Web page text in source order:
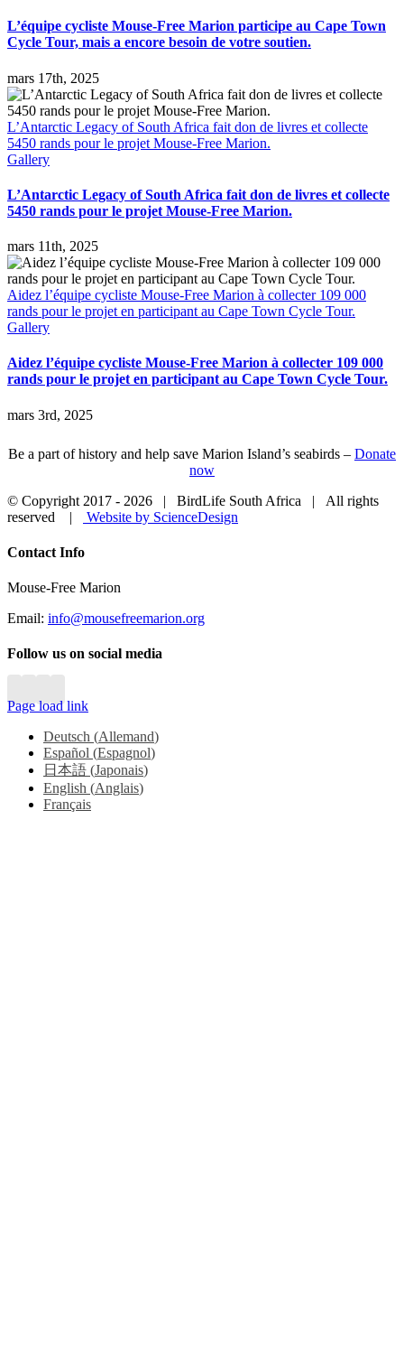
L’équipe cycliste Mouse-Free Marion participe au Cape Town
Cycle Tour, mais a encore besoin de votre soutien.
mars 17th, 2025
L’Antarctic Legacy of South Africa fait don de livres et collecte
5450 rands pour le projet Mouse-Free Marion.
Gallery
L’Antarctic Legacy of South Africa fait don de livres et collecte
5450 rands pour le projet Mouse-Free Marion.
mars 11th, 2025
Aidez l’équipe cycliste Mouse-Free Marion à collecter 109 000
rands pour le projet en participant au Cape Town Cycle Tour.
Gallery
Aidez l’équipe cycliste Mouse-Free Marion à collecter 109 000
rands pour le projet en participant au Cape Town Cycle Tour.
mars 3rd, 2025
Be a part of history and help save Marion Island’s seabirds – Donate
now
© Copyright 2017 - 2026 | BirdLife South Africa | All rights
reserved |
Website by ScienceDesign
Close
Bar
Contact Info
Mouse-Free Marion
Email: info@mousefreemarion.org
Follow us on social media
Page load link
Deutsch (Allemand)
Español (Espagnol)
日本語 (Japonais)
English (Anglais)
Français